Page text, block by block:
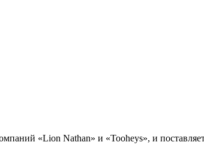
«Lion Nathan» и «Tooheys», и